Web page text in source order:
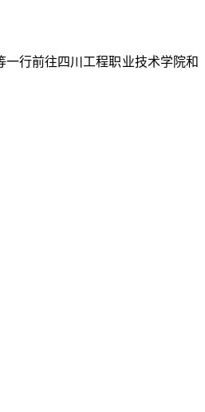
行前往四川工程职业技术学院和